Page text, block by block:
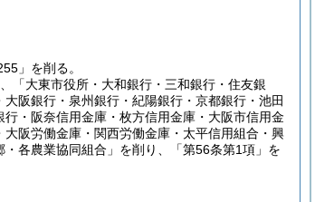
」を削る。
「大東市役所・大和銀行・三和銀行・住友銀
阪銀行・泉州銀行・紀陽銀行・京都銀行・池田
・阪奈信用金庫・枚方信用金庫・大阪市信用金
阪労働金庫・関西労働金庫・太平信用組合・興
各農業協同組合」を削り、「第56条第1項」を